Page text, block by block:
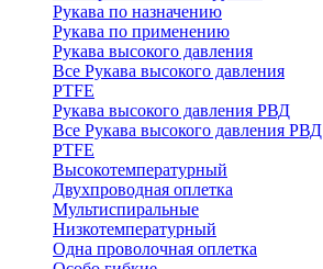
Рукава по назначению
Рукава по применению
Рукава высокого давления
Все Рукава высокого давления
PTFE
Рукава высокого давления РВД
Все Рукава высокого давления РВД
PTFE
Высокотемпературный
Двухпроводная оплетка
Мультиспиральные
Низкотемпературный
Одна проволочная оплетка